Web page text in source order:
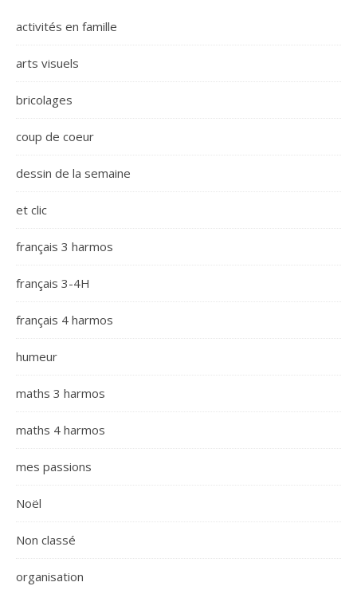
activités en famille
arts visuels
bricolages
coup de coeur
dessin de la semaine
et clic
français 3 harmos
français 3-4H
français 4 harmos
humeur
maths 3 harmos
maths 4 harmos
mes passions
Noël
Non classé
organisation